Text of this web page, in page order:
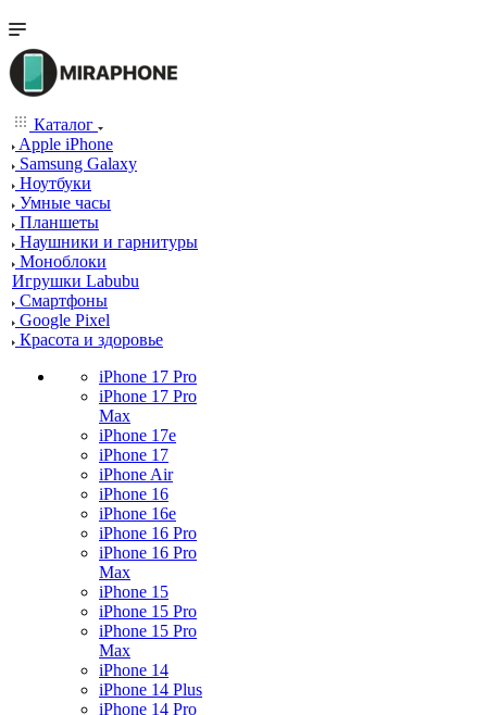
Каталог
Apple iPhone
Samsung Galaxy
Ноутбуки
Умные часы
Планшеты
Наушники и гарнитуры
Моноблоки
Игрушки Labubu
Смартфоны
Google Pixel
Красота и здоровье
iPhone 17 Pro
iPhone 17 Pro
Max
iPhone 17e
iPhone 17
iPhone Air
iPhone 16
iPhone 16e
iPhone 16 Pro
iPhone 16 Pro
Max
iPhone 15
iPhone 15 Pro
iPhone 15 Pro
Max
iPhone 14
iPhone 14 Plus
iPhone 14 Pro